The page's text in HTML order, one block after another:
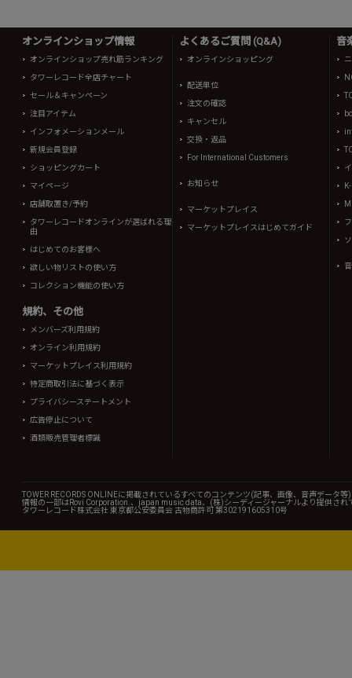
オンラインショップ情報
オンラインショップ売れ筋ランキング
タワーレコード全店チャート
セール＆キャンペーン
注目アイテム
インフォメーションメール
新規会員登録
ショッピングカート
マイページ
店舗取置き/予約
タワーレコードオンラインが選ばれる理
由
はじめてのお客様へ
欲しい物リストの使い方
コレクション機能の使い方
規約、その他
メンバーズ利用規約
オンライン利用規約
マーケットプレイス利用規約
特定商取引法に基づく表示
プライバシーステートメント
広告停止について
酒類販売管理者標識
よくあるご質問 (Q&A)
オンラインショッピング
配送単位
注文の確認
キャンセル
交換・返品
For International Customers
お知らせ
マーケットプレイス
マーケットプレイスはじめてガイド
音
TOWER RECORDS ONLINEに掲載されているすべてのコンテンツ(記事、画像、音声データ
情報の一部はRovi Corporation.、japan music data、(株)シーディージャーナルより提供され
タワーレコード株式会社 東京都公安委員会 古物商許可 第302191605310号